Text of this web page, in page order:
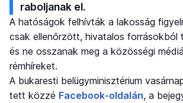
raboljanak el.
A hatóságok felhívták a lakosság
csak ellenőrzött, hivatalos forrásokból
és ne osszanak meg a közösségi
rémhíreket.
A bukaresti belügyminisztérium
tett közzé Facebook-oldalán, a